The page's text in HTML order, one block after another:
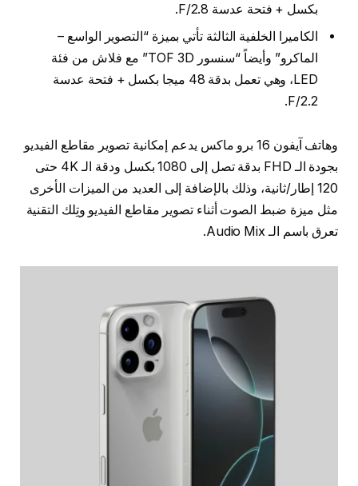
بكسل + فتحة عدسة F/2.8.
الكاميرا الخلفية الثالثة تأتي بميزة “التصوير الواسع –
الماكرو” وأيضاً “سنسور TOF 3D” مع فلاش من فئة
LED، وهي تعمل بدقة 48 ميجا بكسل + فتحة عدسة
F/2.2.
وهاتف آيفون 16 برو ماكس يدعم إمكانية تصوير مقاطع الفيديو
بجودة الـ FHD بدقة تصل إلى 1080 بكسل ودقة الـ 4K حتى
120 إطار/ثانية، وذلك بالإضافة إلى العديد من الميزات الأخرى
مثل ميزة ضبط الصوت أثناء تصوير مقاطع الفيديو وتِلك التقنية
تعرق باسم الـ Audio Mix.